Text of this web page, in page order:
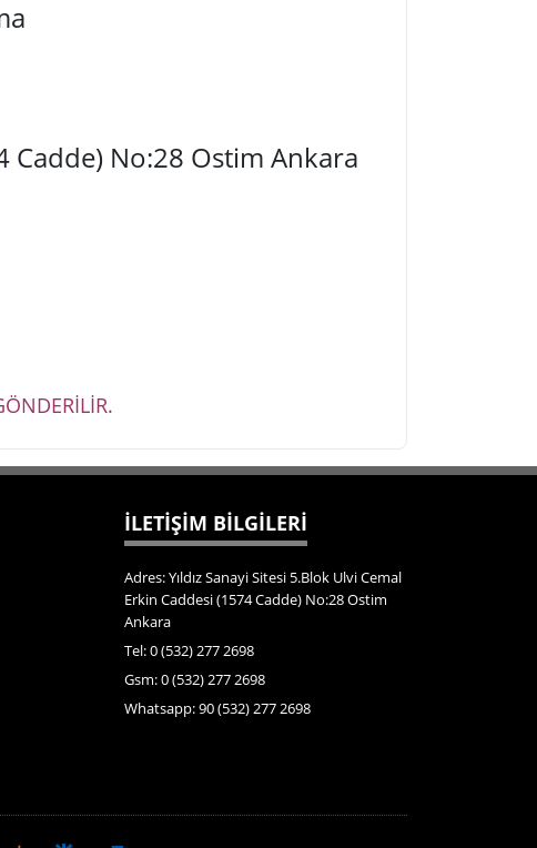
Cadde) No:28 Ostim Ankara
İLETİŞİM BİLGİLERİ
Adres: Yıldız Sanayi Sitesi 5.Blok Ulvi Cemal
Erkin Caddesi (1574 Cadde) No:28 Ostim
Ankara
Tel: 0 (532) 277 2698
Gsm: 0 (532) 277 2698
Whatsapp: 90 (532) 277 2698